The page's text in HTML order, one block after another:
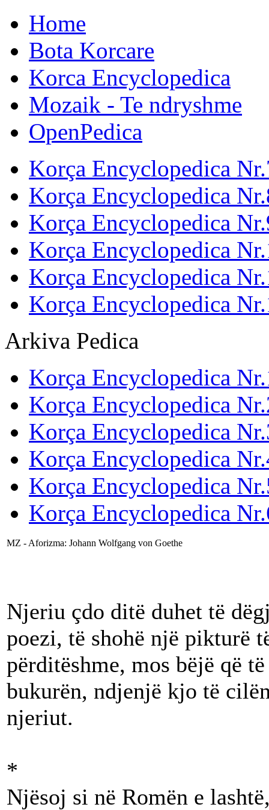
Home
Bota Korcare
Korca Encyclopedica
Mozaik - Te ndryshme
OpenPedica
Korça Encyclopedica
Korça Encyclopedica
Korça Encyclopedica
Korça Encyclopedica
Korça Encyclopedica
Korça Encyclopedica
Arkiva Pedica
Korça Encyclopedica
Korça Encyclopedica
Korça Encyclopedica
Korça Encyclopedica
Korça Encyclopedica
Korça Encyclopedica
MZ - Aforizma: Johann Wolfgang von Goethe
Njeriu çdo ditë duhet të
poezi, të shohë një pikturë
përditëshme, mos bëjë që
bukurën, ndjenjë kjo të
njeriut.
*
Njësoj si në Romën e